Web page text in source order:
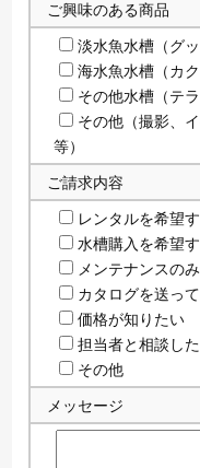
ご興味のある商品
淡水魚水槽（グ
海水魚水槽（カ
その他水槽（テ
その他（撮影、
等）
ご請求内容
レンタルを希望
水槽購入を希望
メンテナンスの
カタログを送っ
価格が知りたい
担当者と相談し
その他
メッセージ